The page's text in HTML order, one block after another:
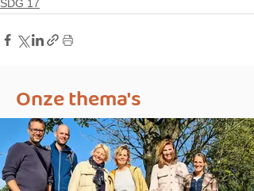
SDG 17
Onze thema's